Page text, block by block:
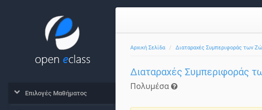
Αρχική Σελίδα Διαταραχές Συμπεριφοράς των
Διαταραχές Συμπεριφοράς
Πολυμέσα
Επιλογές Μαθήματος